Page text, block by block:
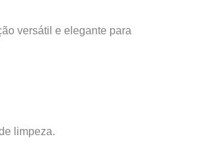
versátil e elegante para
limpeza.